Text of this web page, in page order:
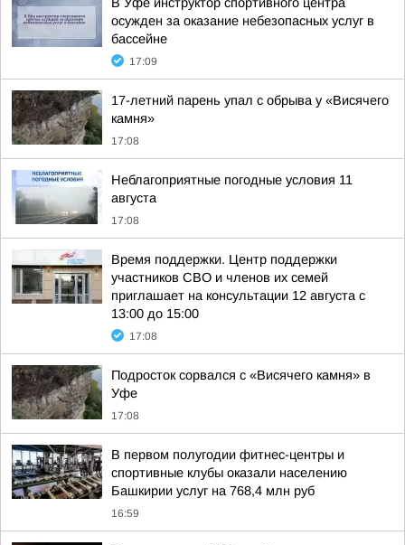
осужден за оказание небезопасных услуг в
бассейне
17:09
17-летний парень упал с обрыва у «Висячего
камня»
17:08
Неблагоприятные погодные условия 11
августа
17:08
Время поддержки. Центр поддержки
участников СВО и членов их семей
приглашает на консультации 12 августа с
13:00 до 15:00
17:08
Подросток сорвался с «Висячего камня» в
Уфе
17:08
В первом полугодии фитнес-центры и
спортивные клубы оказали населению
Башкирии услуг на 768,4 млн руб
16:59